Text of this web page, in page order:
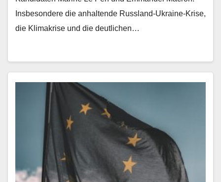
Insbesondere die anhaltende Russland-Ukraine-Krise,
die Klimakrise und die deutlichen…